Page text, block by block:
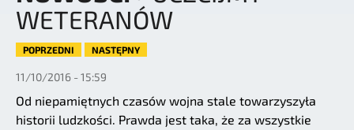
WETERANÓW
POPRZEDNI NASTĘPNY
11/10/2016 - 15:59
Od niepamiętnych czasów wojna stale towarzyszyła
historii ludzkości. Prawda jest taka, że za wszystkie